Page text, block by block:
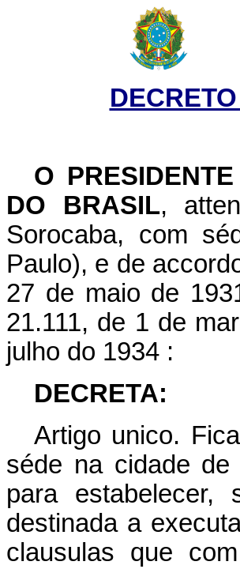
O
DO BRASIL,
Sorocaba, com
Paulo), e de
27 de maio de
21.111, de 1 de
julho do 1934 :
DECRETA:
Artigo unico.
séde na cidade de
para estabelecer,
destinada a
clausulas que